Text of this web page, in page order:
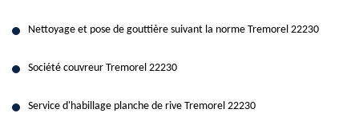
Nettoyage et pose de gouttière suivant la norme Tremorel 22230
Société couvreur Tremorel 22230
Service d'habillage planche de rive Tremorel 22230